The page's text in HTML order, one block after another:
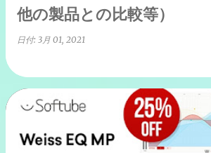
他の製品との比較等）
日付: 3月 01, 2021